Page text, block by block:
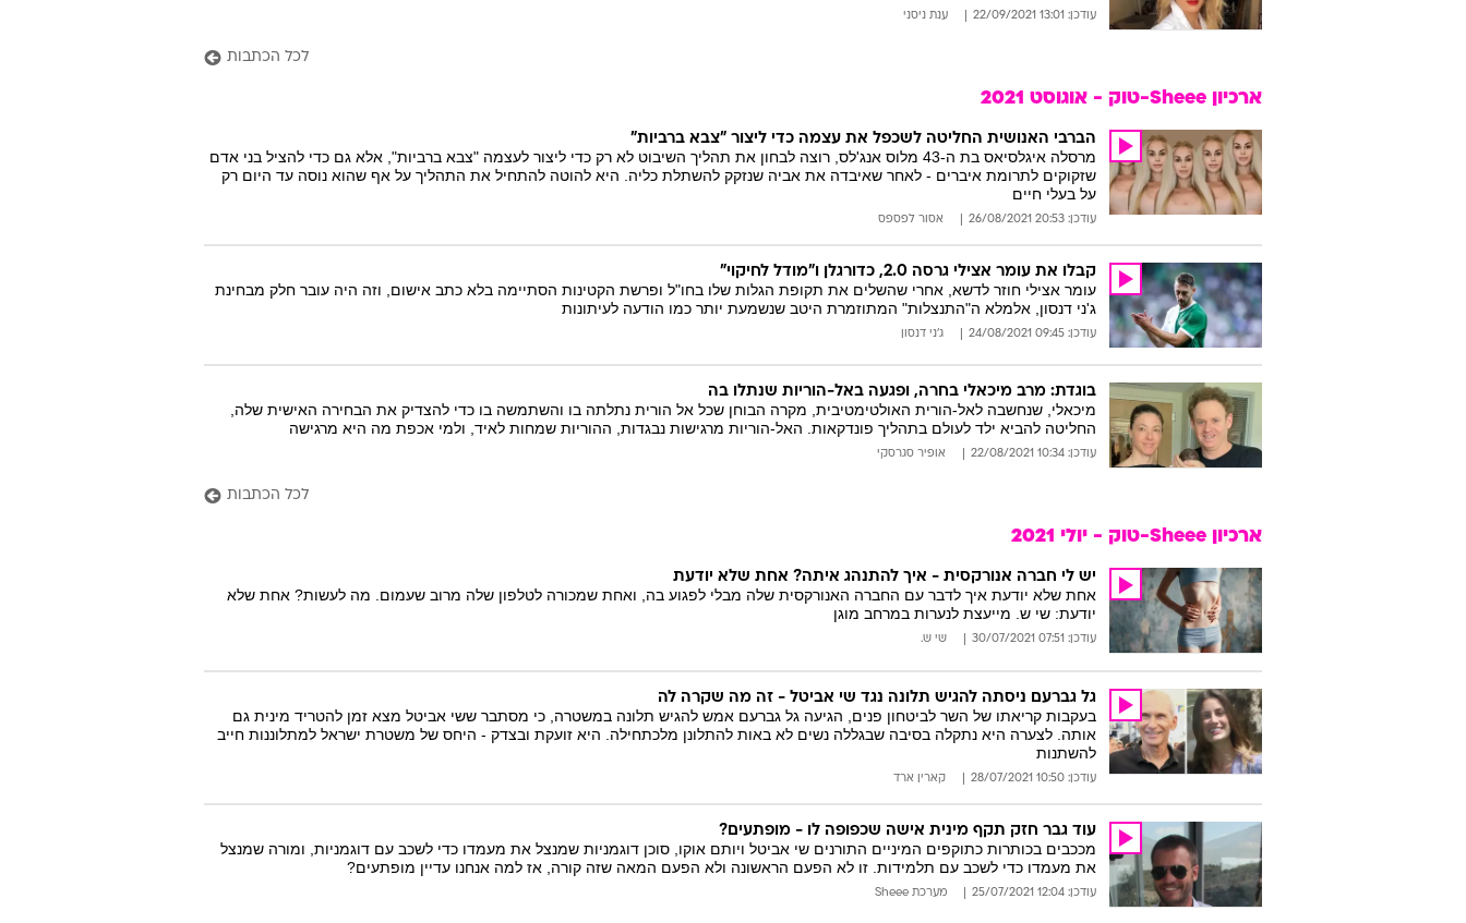
עודכן: 13:01 22/09/2021 ענת ניסני
לכל הכתבות
ארכיון Sheee-טוק - אוגוסט 2021
הברבי האנושית החליטה לשכפל את עצמה כדי ליצור "צבא ברביות"
מרסלה איגלסיאס בת ה-43 מלוס אנג'לס, רוצה לבחון את תהליך השיבוט לא רק כדי ליצור לעצמה "צבא ברביות", אלא גם כדי להציל בני אדם
שזקוקים לתרומת איברים - לאחר שאיבדה את אביה שנזקק להשתלת כליה. היא להוטה להתחיל את התהליך על אף שהוא נוסה עד היום רק
על בעלי חיים
עודכן: 20:53 26/08/2021 אסור לפספס
קבלו את עומר אצילי גרסה 2.0, כדורגלן ו"מודל לחיקוי"
עומר אצילי חוזר לדשא, אחרי שהשלים את תקופת הגלות שלו בחו"ל ופרשת הקטינות הסתיימה בלא כתב אישום, וזה היה עובר חלק מבחינת
ג'ני דנסון, אלמלא ה"התנצלות" המתוזמרת היטב שנשמעת יותר כמו הודעה לעיתונות
עודכן: 09:45 24/08/2021 ג'ני דנסון
בוגדת: מרב מיכאלי בחרה, ופגעה באל-הוריות שנתלו בה
מיכאלי, שנחשבה לאל-הורית האולטימטיבית, מקרה הבוחן שכל אל הורית נתלתה בו והשתמשה בו כדי להצדיק את הבחירה האישית שלה,
החליטה להביא ילד לעולם בתהליך פונדקאות. האל-הוריות מרגישות נבגדות, ההוריות שמחות לאיד, ולמי אכפת מה היא מרגישה
עודכן: 10:34 22/08/2021 אופיר סגרסקי
לכל הכתבות
ארכיון Sheee-טוק - יולי 2021
יש לי חברה אנורקסית - איך להתנהג איתה? אחת שלא יודעת
אחת שלא יודעת איך לדבר עם החברה האנורקסית שלה מבלי לפגוע בה, ואחת שמכורה לטלפון שלה מרוב שעמום. מה לעשות? אחת שלא
יודעת: שי ש. מייעצת לנערות במרחב מוגן
עודכן: 07:51 30/07/2021 שי ש.
גל גברעם ניסתה להגיש תלונה נגד שי אביטל - זה מה שקרה לה
בעקבות קריאתו של השר לביטחון פנים, הגיעה גל גברעם אמש להגיש תלונה במשטרה, כי מסתבר ששי אביטל מצא זמן להטריד מינית גם
אותה. לצערה היא נתקלה בסיבה שבגללה נשים לא באות להתלונן מלכתחילה. היא זועקת ובצדק - היחס של משטרת ישראל למתלוננות חייב
להשתנות
עודכן: 10:50 28/07/2021 קארין ארד
עוד גבר חזק תקף מינית אישה שכפופה לו - מופתעים?
מככבים בכותרות כתוקפים המיניים התורנים שי אביטל ויותם אוקו, סוכן דוגמניות שמנצל את מעמדו כדי לשכב עם דוגמניות, ומורה שמנצל
את מעמדו כדי לשכב עם תלמידות. זו לא הפעם הראשונה ולא הפעם המאה שזה קורה, אז למה אנחנו עדיין מופתעים?
עודכן: 12:04 25/07/2021 מערכת Sheee